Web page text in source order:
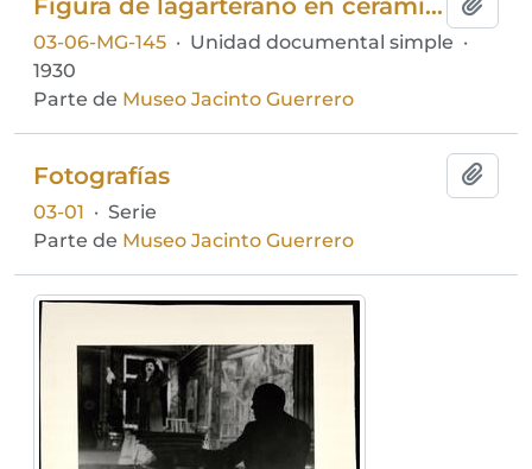
Figura de lagarterano en cerámica
03-06-MG-145 · Unidad documental simple ·
1930
Parte de Museo Jacinto Guerrero
Fotografías
03-01 · Serie
Parte de Museo Jacinto Guerrero